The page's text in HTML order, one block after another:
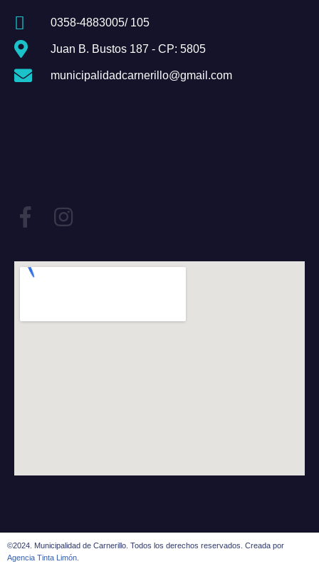
0358-4883005/ 105
Juan B. Bustos 187 - CP: 5805
municipalidadcarnerillo@gmail.com
©2024. Municipalidad de Carnerillo. Todos los derechos reservados. Creada por
Agencia Tinta Limón.